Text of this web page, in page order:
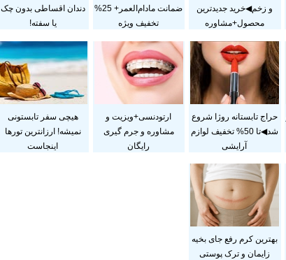
و زخم◀خرید جدیدترین
محصول+مشاوره
ضمانت مادام‌العمر+ 25%
تخفیف ویژه
دندان اقساطی بدون چک
یا سفته!
حراج تابستانه روژا شروع
شد◀تا 50% تخفیف لوازم
آرایشی
ارتودنسی+ویزیت و
مشاوره و جرم گیری
رایگان
هیچی سفر تابستونی
نمیشه! ارزانترین تورها
اینجاست
بهترین کرم رفع جای بخیه
زایمان و ترک پوستی